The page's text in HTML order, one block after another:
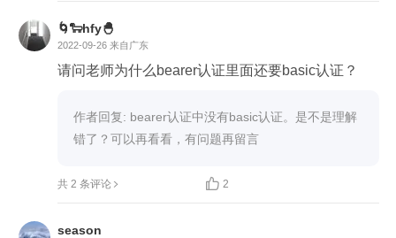
🌀🐑hfy🐣
2022-09-26 来自广东
作者回复: bearer认证中没有basic认证。是不是理解
错了？可以再看看，有问题再留言
共 2 条评论  2
season